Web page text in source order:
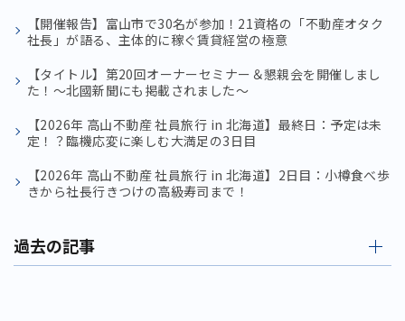
【開催報告】富山市で30名が参加！21資格の「不動産オタク
社長」が語る、主体的に稼ぐ賃貸経営の極意
【タイトル】第20回オーナーセミナー＆懇親会を開催しまし
た！〜北國新聞にも掲載されました〜
【2026年 高山不動産 社員旅行 in 北海道】最終日：予定は未
定！？臨機応変に楽しむ大満足の3日目
【2026年 高山不動産 社員旅行 in 北海道】2日目：小樽食べ歩
きから社長行きつけの高級寿司まで！
過去の記事